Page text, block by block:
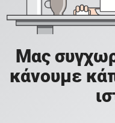
Μας
κάνουμε